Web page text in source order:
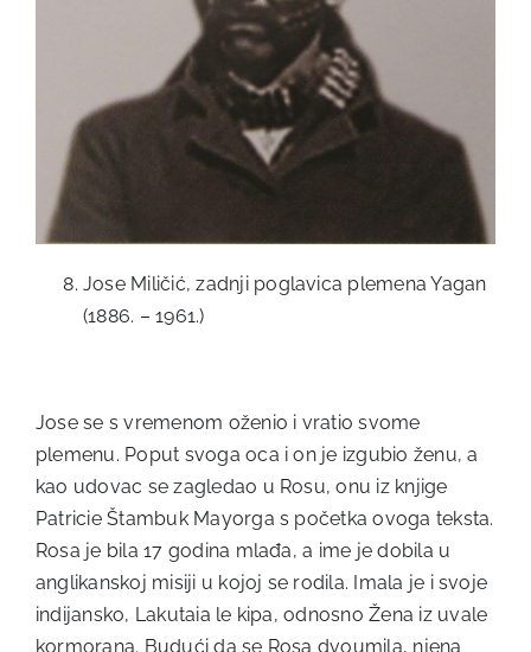
Jose Miličić, zadnji poglavica plemena Yagan
(1886. – 1961.)
Jose se s vremenom oženio i vratio svome
plemenu. Poput svoga oca i on je izgubio ženu, a
kao udovac se zagledao u Rosu, onu iz knjige
Patricie Štambuk Mayorga s početka ovoga teksta.
Rosa je bila 17 godina mlađa, a ime je dobila u
anglikanskoj misiji u kojoj se rodila. Imala je i svoje
indijansko, Lakutaia le kipa, odnosno Žena iz uvale
kormorana. Budući da se Rosa dvoumila, njena